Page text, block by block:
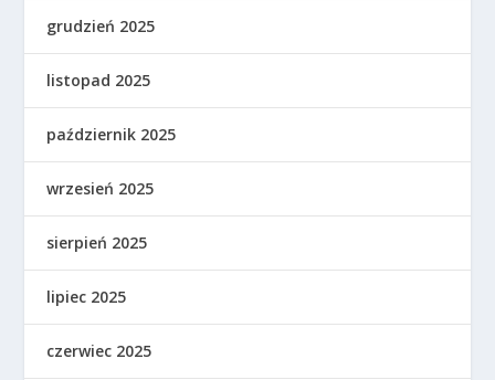
grudzień 2025
listopad 2025
październik 2025
wrzesień 2025
sierpień 2025
lipiec 2025
czerwiec 2025